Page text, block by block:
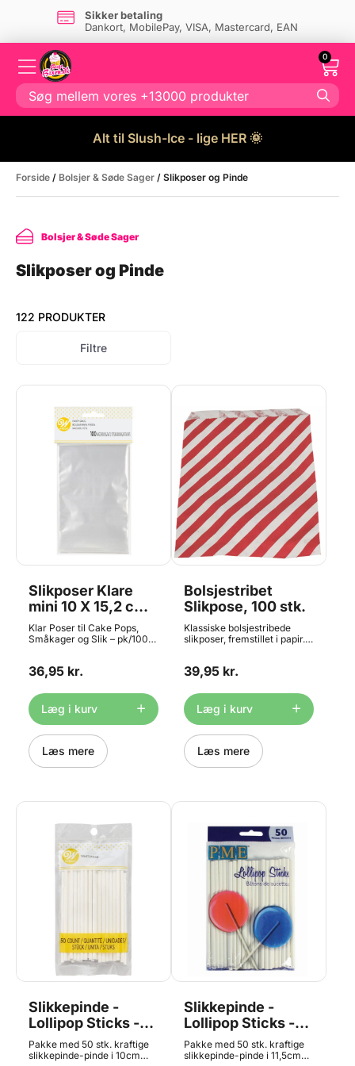
Sikker betaling
Dankort, MobilePay, VISA, Mastercard, EAN
0
Alt til Slush-Ice - lige HER 🌞
Forside / Bolsjer & Søde Sager / Slikposer og Pinde
Bolsjer & Søde Sager
Slikposer og Pinde
122 PRODUKTER
Filtre
Slikposer Klare
mini 10 X 15,2 cm,
100 stk. - Wilton
Klar Poser til Cake Pops,
Småkager og Slik – pk/100
cake pops, småkager og
ekstra høje størrelse gør
dem ideelle til længere
snacks som slikkepinde,
cake pops og saltstænger.
Pakken inkluderer
sølvfarvede twistbånd, så
poserne nemt kan lukkes
dine hjemmebagte
poser til cake pops,
småkager og andre søde
sager Inkluderer sølvfarvede
twistbånd for nem lukning
Klar plast gør det let at se
36,95 kr.
Læg i kurv
Læs mere
Bolsjestribet
Slikpose, 100 stk.
Klassiske bolsjestribede
slikposer, fremstillet i papir.
frugt og små gaveartikler.
cm. Striberne er flot klar rød.
39,95 kr.
Læg i kurv
Læs mere
Slikkepinde -
Lollipop Sticks -
10cm, 50 stk
Pakke med 50 stk. kraftige
slikkepinde-pinde i 10cm
Slikkepinde -
Lollipop Sticks -
11,5cm, 50 stk
Pakke med 50 stk. kraftige
slikkepinde-pinde i 11,5cm